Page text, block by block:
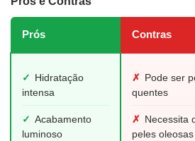
Prós Contras
✓
Hidratação
intensa
✓ Acabamento
luminoso
✗ Pode ser
quentes
✗ Necessita
peles oleosas